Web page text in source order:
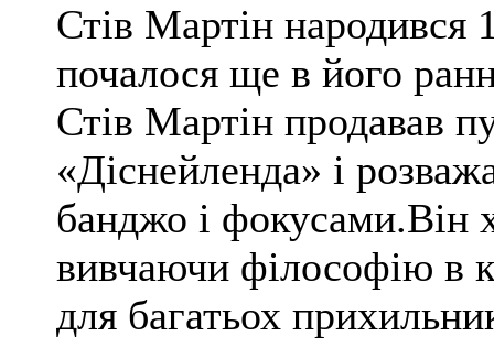
Стів Мартін народився
почалося ще в його
Стів Мартін продавав
«Діснейленда» і
банджо і фокусами.Він
вивчаючи філософію в
для багатьох